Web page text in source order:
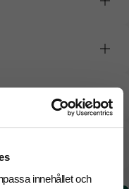
innehållet och